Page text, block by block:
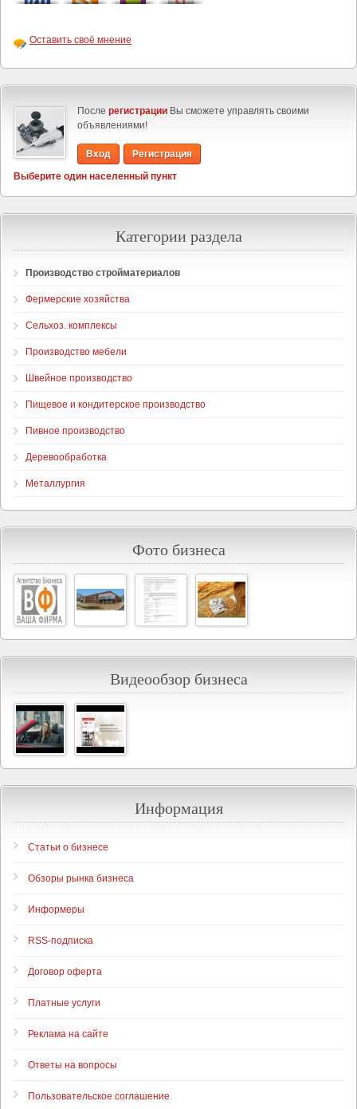
Оставить своё мнение
После регистрации Вы сможете управлять своими
объявлениями!
Вход
Регистрация
Выберите один населенный пункт
Категории раздела
Производство стройматериалов
Фермерские хозяйства
Сельхоз. комплексы
Производство мебели
Швейное производство
Пищевое и кондитерское производство
Пивное производство
Деревообработка
Металлургия
Фото бизнеса
Видеообзор бизнеса
Информация
Статьи о бизнесе
Обзоры рынка бизнеса
Информеры
RSS-подписка
Договор оферта
Платные услуги
Реклама на сайте
Ответы на вопросы
Пользовательское соглашение